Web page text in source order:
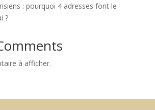
: pourquoi 4 adresses font le
?
à afficher.